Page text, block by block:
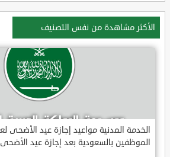
الأكثر مشاهدة من نفس التصنيف
الموظفين بالسعودية بعد إجازة عيد الأضحى 1443